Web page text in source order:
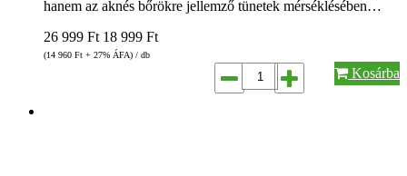
hanem az aknés bőrökre jellemző tünetek mérséklésében…
26 999 Ft 18 999 Ft
(14 960 Ft + 27% ÁFA) / db
Kosárba